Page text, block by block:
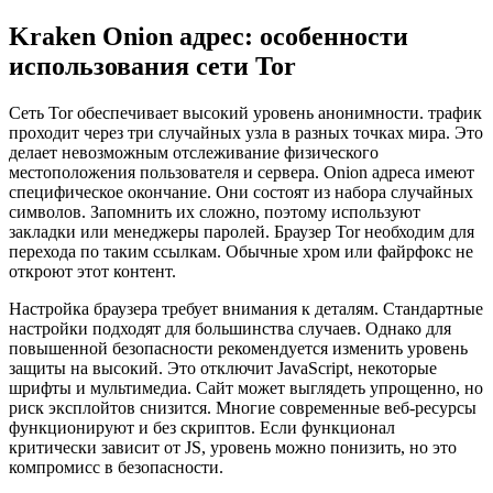
Kraken Onion адрес: особенности
использования сети Tor
Сеть Tor обеспечивает высокий уровень анонимности. трафик
проходит через три случайных узла в разных точках мира. Это
делает невозможным отслеживание физического
местоположения пользователя и сервера. Onion адреса имеют
специфическое окончание. Они состоят из набора случайных
символов. Запомнить их сложно, поэтому используют
закладки или менеджеры паролей. Браузер Tor необходим для
перехода по таким ссылкам. Обычные хром или файрфокс не
откроют этот контент.
Настройка браузера требует внимания к деталям. Стандартные
настройки подходят для большинства случаев. Однако для
повышенной безопасности рекомендуется изменить уровень
защиты на высокий. Это отключит JavaScript, некоторые
шрифты и мультимедиа. Сайт может выглядеть упрощенно, но
риск эксплойтов снизится. Многие современные веб-ресурсы
функционируют и без скриптов. Если функционал
критически зависит от JS, уровень можно понизить, но это
компромисс в безопасности.